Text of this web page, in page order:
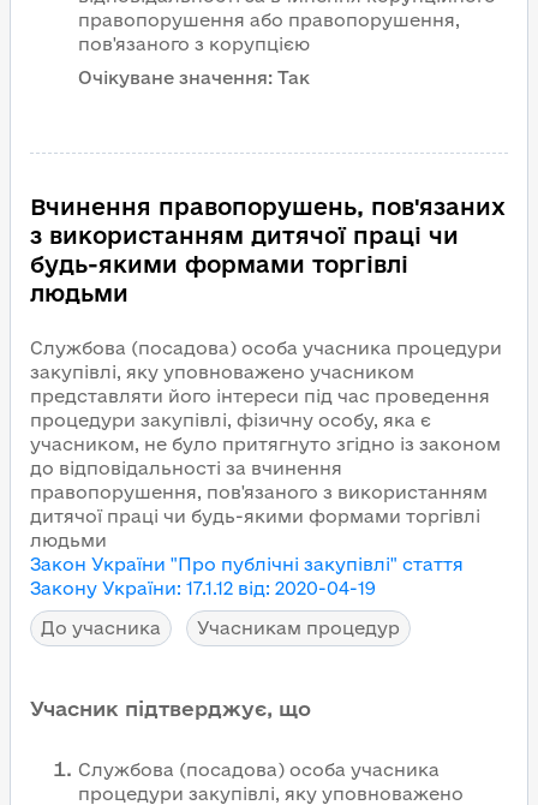
правопорушення або правопорушення,
пов'язаного з корупцією
Очікуване значення: Так
Вчинення правопорушень, пов'язаних
з використанням дитячої праці чи
будь-якими формами торгівлі
людьми
Службова (посадова) особа учасника процедури
закупівлі, яку уповноважено учасником
представляти його інтереси під час проведення
процедури закупівлі, фізичну особу, яка є
учасником, не було притягнуто згідно із законом
до відповідальності за вчинення
правопорушення, пов'язаного з використанням
дитячої праці чи будь-якими формами торгівлі
людьми
Закон України "Про публічні закупівлі" стаття
Закону України: 17.1.12 від: 2020-04-19
До учасника
Учасникам процедур
Учасник підтверджує, що
Службова (посадова) особа учасника
процедури закупівлі, яку уповноважено